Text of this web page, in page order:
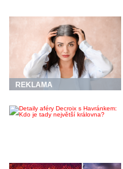
REKLAMA